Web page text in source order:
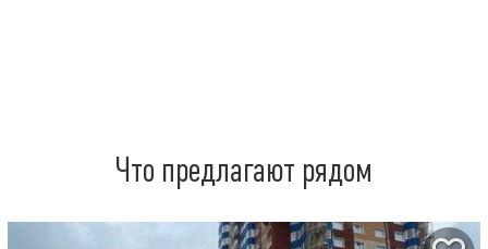
Что предлагают рядом